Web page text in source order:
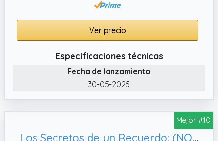
Ver precio
Especificaciones técnicas
Fecha de lanzamiento
30-05-2025
Mejor #10
Los Secretos de un Recuerdo: (NOVELA HISTÓRICA, SUSPENSE E INTRIGA)